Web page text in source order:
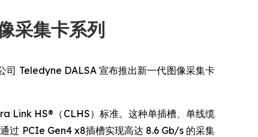
采集卡系列
Teledyne DALSA 宣布推出新一代图像采集卡
Link HS®（CLHS）标准。这种单插槽、单线缆
过 PCIe Gen4 x8插槽实现高达 8.6 Gb/s 的采集